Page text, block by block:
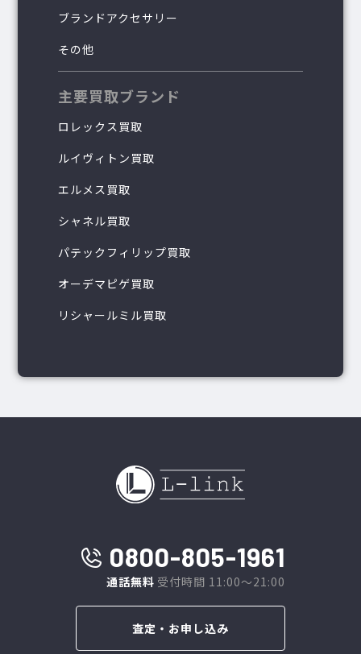
ブランドアクセサリー
その他
主要買取ブランド
ロレックス買取
ルイヴィトン買取
エルメス買取
シャネル買取
パテックフィリップ買取
オーデマピゲ買取
リシャールミル買取
0800-805-1961
通話無料 受付時間 11:00～21:00
査定・お申し込み